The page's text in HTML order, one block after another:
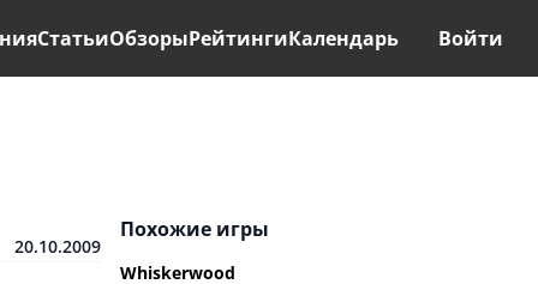
СтатьиОбзорыРейтингиКалендарь Войти
20.10.2009
Похожие игры
Whiskerwood